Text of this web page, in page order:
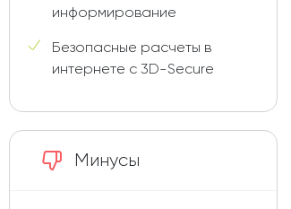
информирование
Безопасные расчеты в
интернете с 3D-Secure
Минусы